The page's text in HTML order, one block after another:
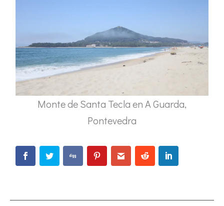
Monte de Santa Tecla en A Guarda,
Pontevedra